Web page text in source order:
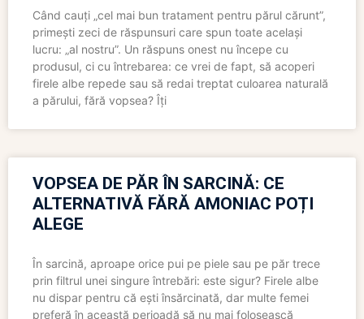
Când cauți „cel mai bun tratament pentru părul cărunt”,
primești zeci de răspunsuri care spun toate același
lucru: „al nostru”. Un răspuns onest nu începe cu
produsul, ci cu întrebarea: ce vrei de fapt, să acoperi
firele albe repede sau să redai treptat culoarea naturală
a părului, fără vopsea? Îți
VOPSEA DE PĂR ÎN SARCINĂ: CE
ALTERNATIVĂ FĂRĂ AMONIAC POȚI
ALEGE
În sarcină, aproape orice pui pe piele sau pe păr trece
prin filtrul unei singure întrebări: este sigur? Firele albe
nu dispar pentru că ești însărcinată, dar multe femei
preferă în această perioadă să nu mai folosească